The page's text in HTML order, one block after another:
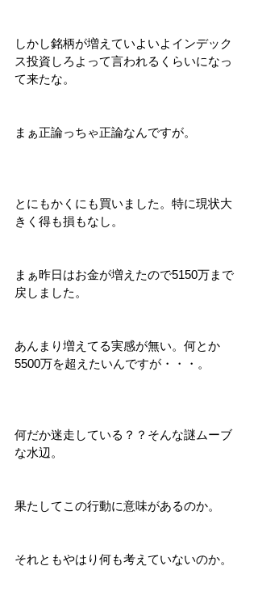
しかし銘柄が増えていよいよインデック
ス投資しろよって言われるくらいになっ
て来たな。
まぁ正論っちゃ正論なんですが。
とにもかくにも買いました。特に現状大
きく得も損もなし。
まぁ昨日はお金が増えたので5150万まで
戻しました。
あんまり増えてる実感が無い。何とか
5500万を超えたいんですが・・・。
何だか迷走している？？そんな謎ムーブ
な水辺。
果たしてこの行動に意味があるのか。
それともやはり何も考えていないのか。